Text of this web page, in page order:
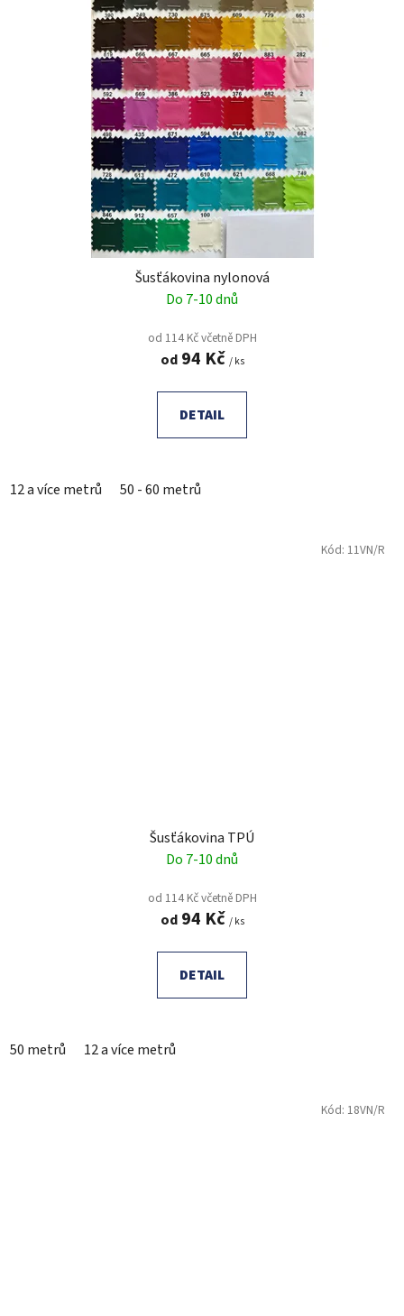
Šusťákovina nylonová
Do 7-10 dnů
od 114 Kč včetně DPH
od94 Kč / ks
DETAIL
12 a více metrů 50 - 60 metrů
Šusťákovina TPÚ
Do 7-10 dnů
od 114 Kč včetně DPH
od94 Kč / ks
DETAIL
50 metrů 12 a více metrů
Kód: 11VN/R
Kód: 18VN/R